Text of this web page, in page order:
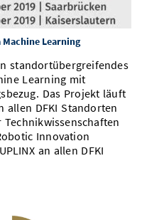
Learning
standortübergreifendes
Learning mit
Das Projekt läuft
allen DFKI Standorten
Innovation
an allen DFKI